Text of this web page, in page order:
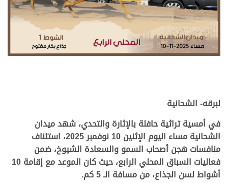
لبرقه- الشحانية
في أمسية تراثية حافلة بالإثارة والتحدي، شهد ميدان
الشحانية مساء اليوم الإثنين 10 نوفمبر 2025، استئناف
منافسات هجن أصحاب السمو والسعادة الشيوخ، ضمن
فعاليات السباق المحلي الرابع، حيث كان الموعد مع إقامة 10
أشواط لسن الجذاع، من مسافة الـ 5 كم.